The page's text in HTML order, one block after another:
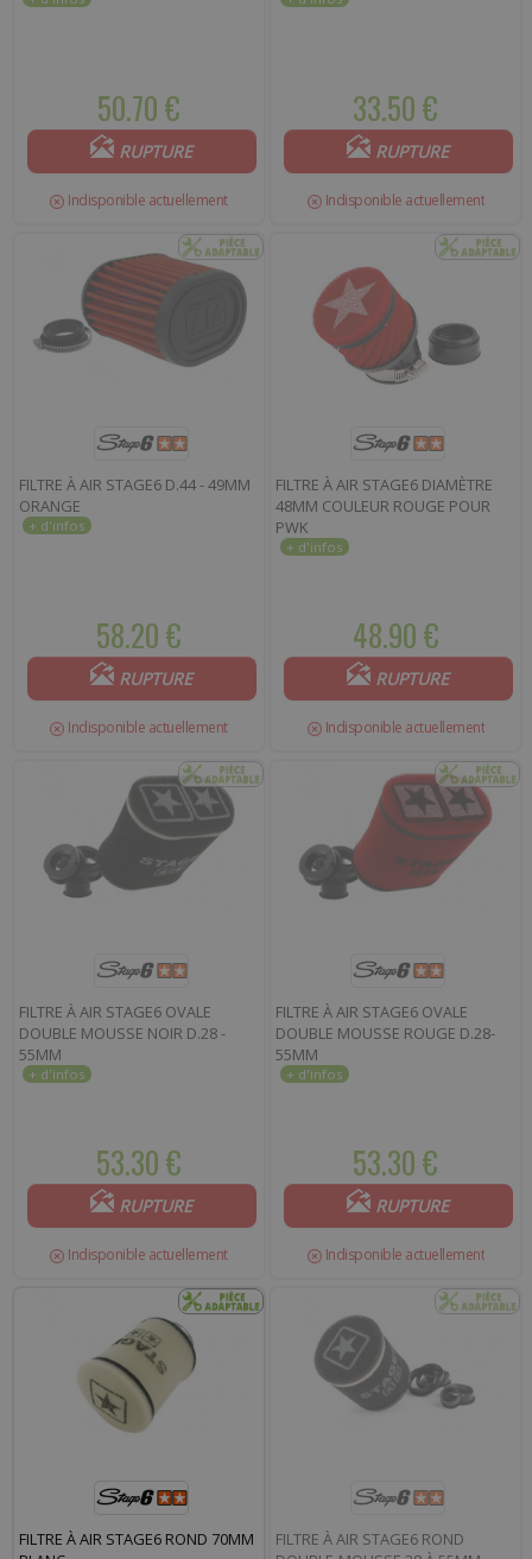
50.70 €
RUPTURE
Indisponible actuellement
33.50 €
RUPTURE
Indisponible actuellement
FILTRE À AIR STAGE6 D.44 - 49MM
ORANGE
58.20 €
RUPTURE
Indisponible actuellement
FILTRE À AIR STAGE6 DIAMÈTRE
48MM COULEUR ROUGE POUR
PWK
48.90 €
RUPTURE
Indisponible actuellement
FILTRE À AIR STAGE6 OVALE
DOUBLE MOUSSE NOIR D.28 -
55MM
53.30 €
RUPTURE
Indisponible actuellement
FILTRE À AIR STAGE6 OVALE
DOUBLE MOUSSE ROUGE D.28-
55MM
53.30 €
RUPTURE
Indisponible actuellement
FILTRE À AIR STAGE6 ROND 70MM
FILTRE À AIR STAGE6 ROND